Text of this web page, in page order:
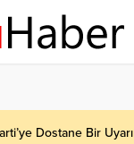
Dostane Bir Uyarı